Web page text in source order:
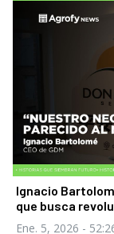
Ignacio
que busca
Ene. 5, 2026 -